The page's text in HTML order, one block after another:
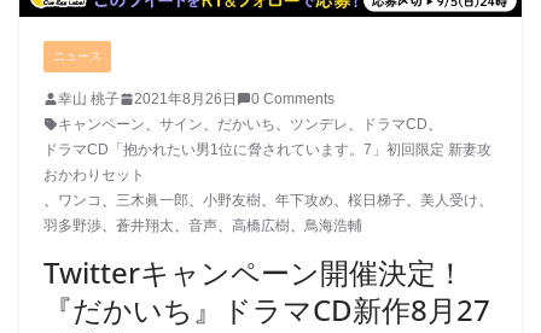
ニュース
幸山 桃子 2021年8月26日
0 Comments
キャンペーン
サイン だかいち ツンデレ ドラマCD
ドラマCD「抱かれたい男1位に脅されています。7」初回限定 新妻攻
おかわりセット
ワンコ 三木眞一郎 小野友樹 年下攻め 桜日梯子 美人受け
羽多野渉
蒼井翔太 音声 高橋広樹 鳥海浩輔
Twitterキャンペーン開催決定！
『だかいち』ドラマCD新作8月27